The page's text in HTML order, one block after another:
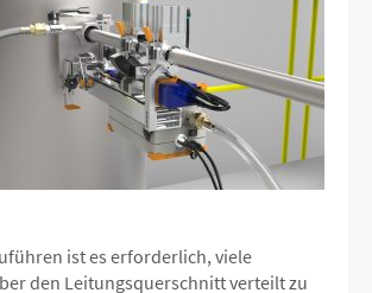
ist es erforderlich, viele
den Leitungsquerschnitt verteilt zu